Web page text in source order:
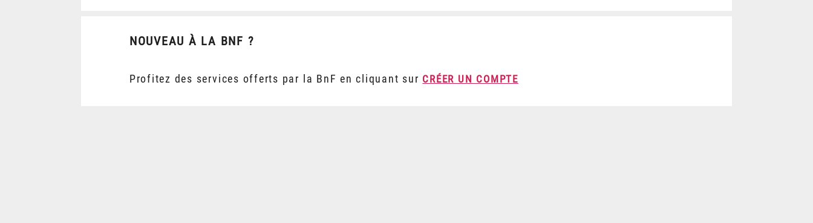
NOUVEAU À LA BNF ?
Profitez des services offerts par la BnF en cliquant sur CRÉER UN COMPTE